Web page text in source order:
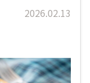
2026.02.13